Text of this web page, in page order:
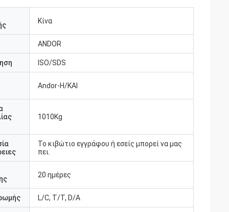
Κίνα
ANDOR
ISO/SDS
Andor-Η/ΚΑΙ
1010Kg
Το κιβώτιο εγγράφου ή εσείς μπορεί να μας
πει.
20 ημέρες
L/C, T/T, D/A